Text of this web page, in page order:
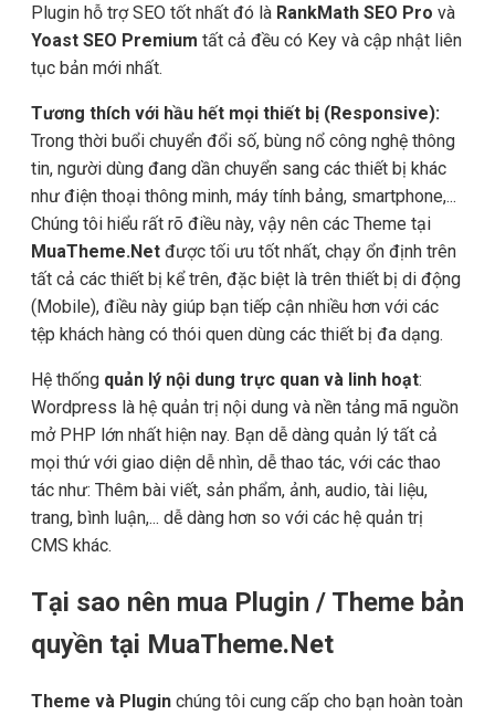
Plugin hỗ trợ SEO tốt nhất đó là RankMath SEO Pro và
Yoast SEO Premium tất cả đều có Key và cập nhật liên
tục bản mới nhất.
Tương thích với hầu hết mọi thiết bị (Responsive):
Trong thời buổi chuyển đổi số, bùng nổ công nghệ thông
tin, người dùng đang dần chuyển sang các thiết bị khác
như điện thoại thông minh, máy tính bảng, smartphone,...
Chúng tôi hiểu rất rõ điều này, vậy nên các Theme tại
MuaTheme.Net được tối ưu tốt nhất, chạy ổn định trên
tất cả các thiết bị kể trên, đặc biệt là trên thiết bị di động
(Mobile), điều này giúp bạn tiếp cận nhiều hơn với các
tệp khách hàng có thói quen dùng các thiết bị đa dạng.
Hệ thống quản lý nội dung trực quan và linh hoạt:
Wordpress là hệ quản trị nội dung và nền tảng mã nguồn
mở PHP lớn nhất hiện nay. Bạn dễ dàng quản lý tất cả
mọi thứ với giao diện dễ nhìn, dễ thao tác, với các thao
tác như: Thêm bài viết, sản phẩm, ảnh, audio, tài liệu,
trang, bình luận,... dễ dàng hơn so với các hệ quản trị
CMS khác.
Tại sao nên mua Plugin / Theme bản
quyền tại MuaTheme.Net
Theme và Plugin chúng tôi cung cấp cho bạn hoàn toàn